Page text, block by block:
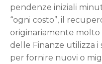
pendenze iniziali
“ogni costo”, il
originariamente molto
delle Finanze utilizza
per fornire nuovi o